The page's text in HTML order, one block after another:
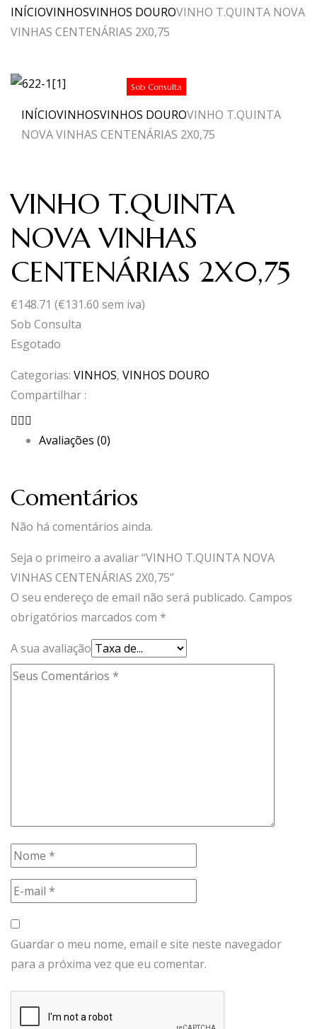
INÍCIOVINHOSVINHOS DOUROVINHO T.QUINTA NOVA
VINHAS CENTENÁRIAS 2X0,75
Sob Consulta
INÍCIOVINHOSVINHOS DOUROVINHO T.QUINTA
NOVA VINHAS CENTENÁRIAS 2X0,75
VINHO T.QUINTA
NOVA VINHAS
CENTENÁRIAS 2X0,75
€148.71 (€131.60 sem iva)
Sob Consulta
Esgotado
Categorias: VINHOS, VINHOS DOURO
Compartilhar :
Avaliações (0)
Comentários
Não há comentários ainda.
Seja o primeiro a avaliar “VINHO T.QUINTA NOVA
VINHAS CENTENÁRIAS 2X0,75”
O seu endereço de email não será publicado. Campos
obrigatórios marcados com *
A sua avaliação
Guardar o meu nome, email e site neste navegador
para a próxima vez que eu comentar.